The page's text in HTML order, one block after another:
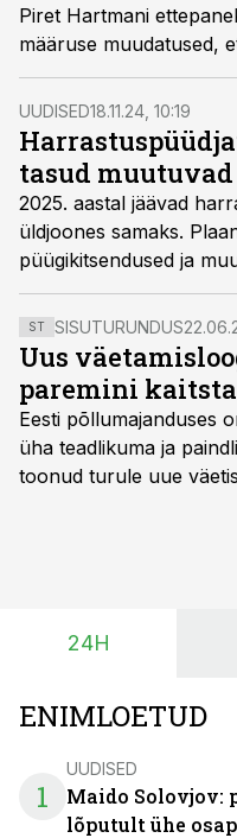
Piret Hartmani
määruse muudatused,
püügikvoote
UUDISED18.11.24, 10:19
tasud muutuvad
2025. aastal jäävad
üldjoones samaks.
püügikitsendused ja
Olulisemate
kalastuskaardi tasu ning
kohapüügil Pärnu lahes.
ST SISUTURUNDUS
Uus
paremini kaitsta
Eesti põllumajanduses
üha teadlikuma ja
toonud turule uue
24H
ENIMLOETUD
1
UUDISED
Maido Solovjov:
lõputult ühe